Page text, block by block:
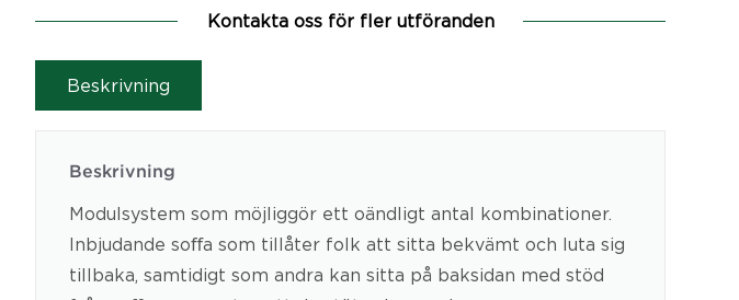
Kontakta oss för fler utföranden
Beskrivning
Beskrivning
Modulsystem som möjliggör ett oändligt antal kombinationer.
Inbjudande soﬀa som tillåter folk att sitta bekvämt och luta sig
tillbaka, samtidigt som andra kan sitta på baksidan med stöd